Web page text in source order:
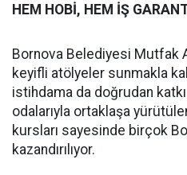
HEM HOBİ, HEM İŞ
Bornova Belediyesi Mutfak
keyifli atölyeler sunmakla
istihdama da doğrudan
odalarıyla ortaklaşa
kursları sayesinde birçok
kazandırılıyor.